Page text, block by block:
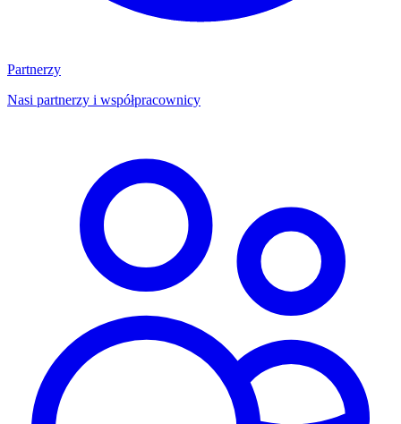
Partnerzy
Nasi partnerzy i współpracownicy